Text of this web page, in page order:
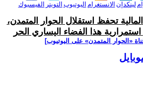
الفيسبوك التويتر اليوتيوب الانستغرام لينكدإن
تحفظ استقلال الحوار المتمدن،
هذا الفضاء اليساري الحر
‫«الحوار المتمدن» على اليوتيوب]